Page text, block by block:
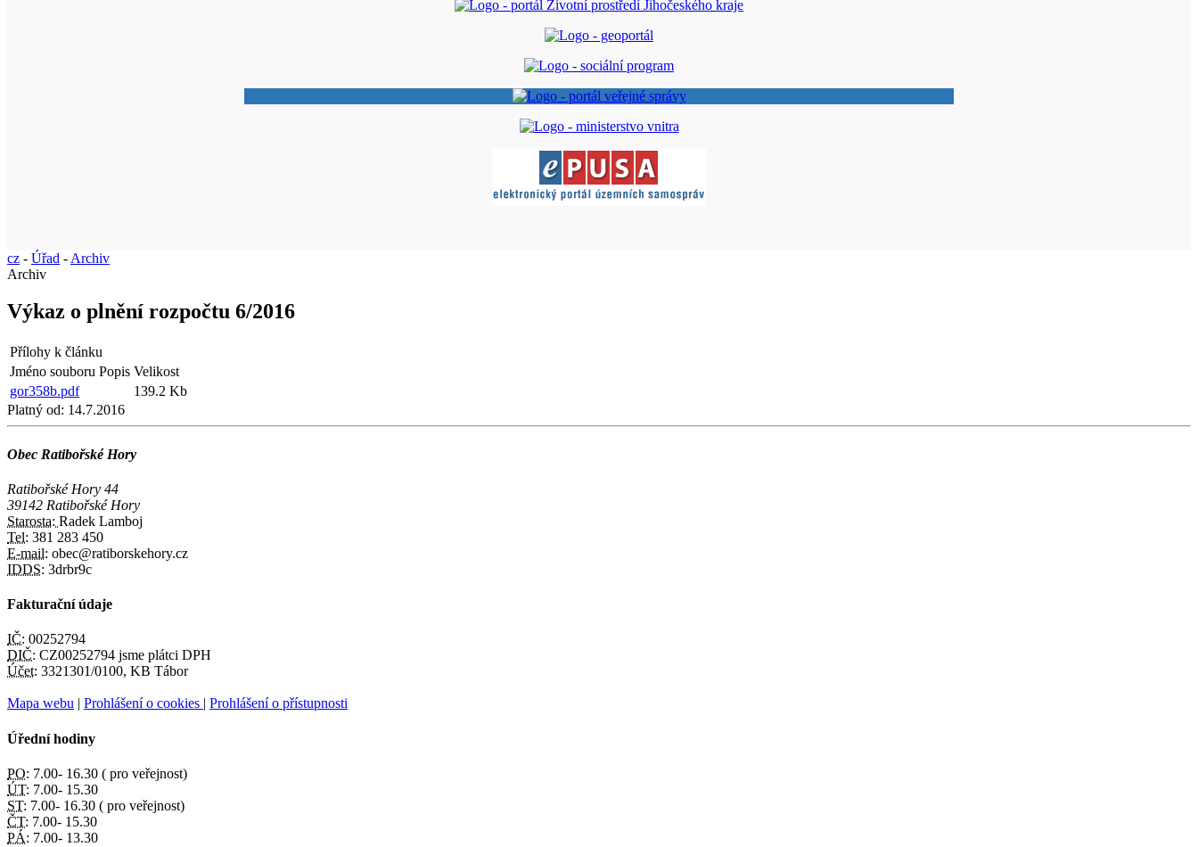
cz - Úřad - Archiv
Archiv
Výkaz o plnění rozpočtu 6/2016
Přílohy k článku
Jméno souboru Popis Velikost
gor358b.pdf
139.2 Kb
Platný od: 14.7.2016
Obec Ratibořské Hory
Ratibořské Hory 44
39142 Ratibořské Hory
Starosta: Radek Lamboj
Tel: 381 283 450
E-mail: obec@ratiborskehory.cz
IDDS: 3drbr9c
Fakturační údaje
IČ: 00252794
DIČ: CZ00252794 jsme plátci DPH
Účet: 3321301/0100, KB Tábor
Mapa webu | Prohlášení o cookies | Prohlášení o přístupnosti
Úřední hodiny
PO: 7.00- 16.30 ( pro veřejnost)
ÚT: 7.00- 15.30
ST: 7.00- 16.30 ( pro veřejnost)
ČT: 7.00- 15.30
PÁ: 7.00- 13.30